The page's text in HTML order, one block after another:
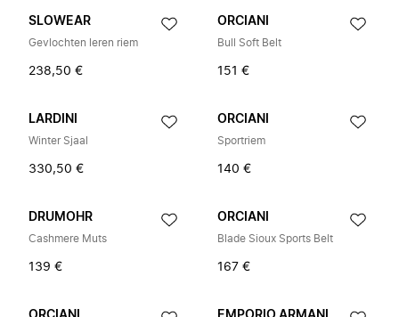
SLOWEAR
Gevlochten leren riem
238,50 €
ORCIANI
Bull Soft Belt
151 €
LARDINI
Winter Sjaal
330,50 €
ORCIANI
Sportriem
140 €
DRUMOHR
Cashmere Muts
139 €
ORCIANI
Blade Sioux Sports Belt
167 €